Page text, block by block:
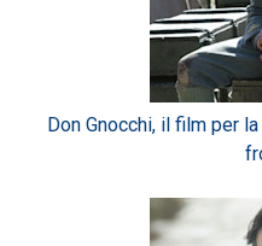
Don Gnocchi, il film per